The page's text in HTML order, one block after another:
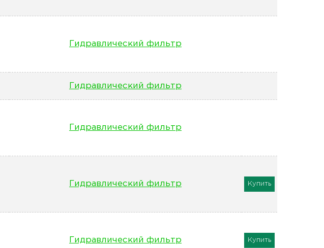
Гидравлический фильтр
Гидравлический фильтр
Гидравлический фильтр
Гидравлический фильтр Купить
Гидравлический фильтр Купить